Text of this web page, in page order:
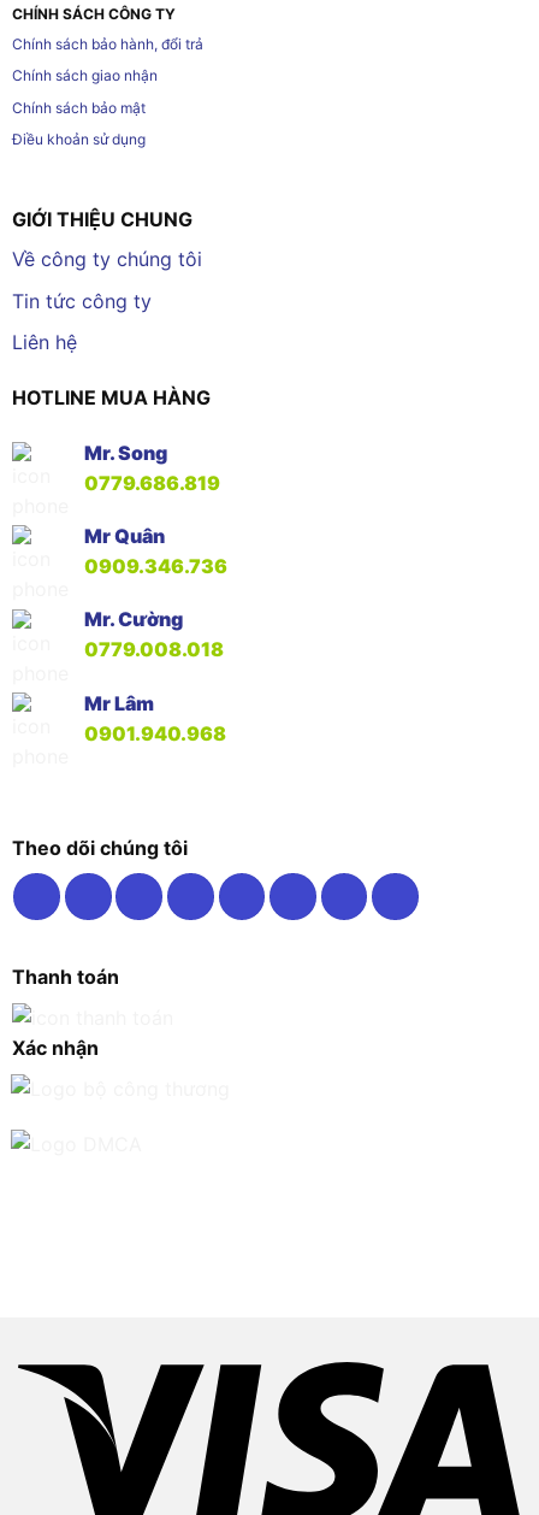
CHÍNH SÁCH CÔNG TY
Chính sách bảo hành, đổi trả
Chính sách giao nhận
Chính sách bảo mật
Điều khoản sử dụng
GIỚI THIỆU CHUNG
Về công ty chúng tôi
Tin tức công ty
Liên hệ
HOTLINE MUA HÀNG
Mr. Song
0779.686.819
Mr Quân
0909.346.736
Mr. Cường
0779.008.018
Mr Lâm
0901.940.968
Theo dõi chúng tôi
Thanh toán
Xác nhận